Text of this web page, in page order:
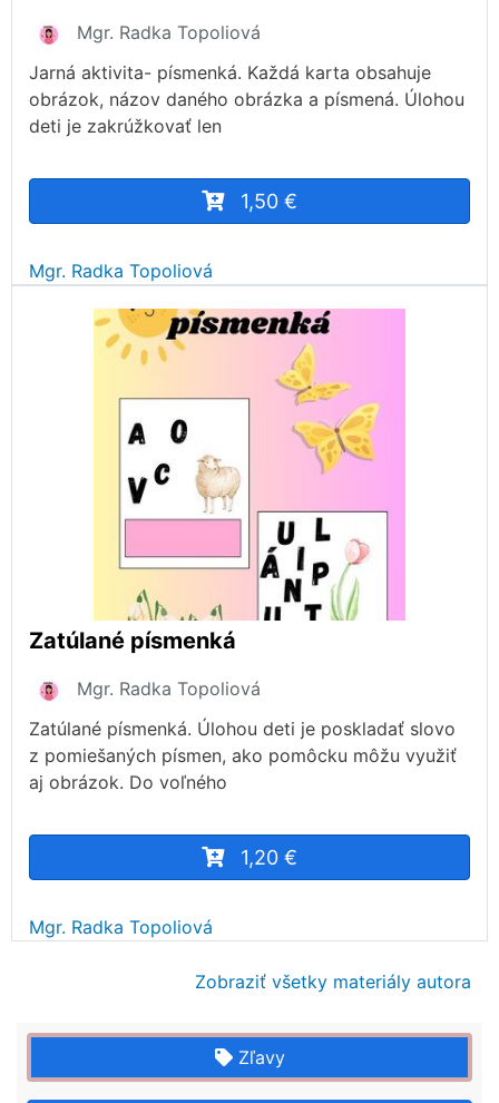
Mgr. Radka Topoliová
Jarná aktivita- písmenká. Každá karta obsahuje
obrázok, názov daného obrázka a písmená. Úlohou
deti je zakrúžkovať len
1,50 €
Mgr. Radka Topoliová
Zatúlané písmenká
Mgr. Radka Topoliová
Zatúlané písmenká. Úlohou deti je poskladať slovo
z pomiešaných písmen, ako pomôcku môžu využiť
aj obrázok. Do voľného
1,20 €
Mgr. Radka Topoliová
Zobraziť všetky materiály autora
Zľavy